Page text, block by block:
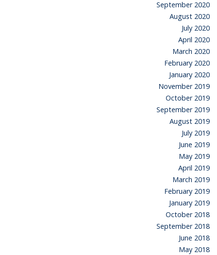
September 2020
August 2020
July 2020
April 2020
March 2020
February 2020
January 2020
November 2019
October 2019
September 2019
August 2019
July 2019
June 2019
May 2019
April 2019
March 2019
February 2019
January 2019
October 2018
September 2018
June 2018
May 2018